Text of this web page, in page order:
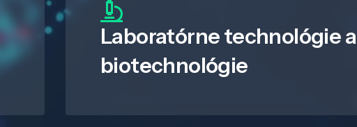
Laboratórne technológie a
biotechnológie